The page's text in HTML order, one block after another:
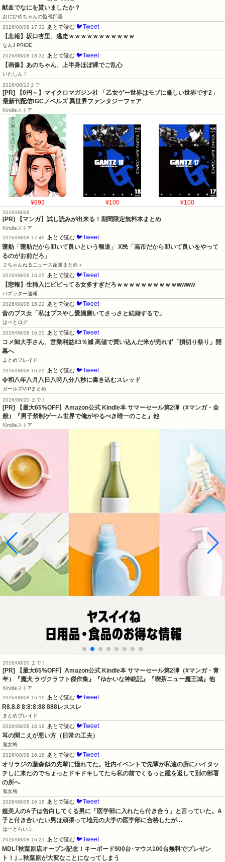
献血でなにを貰いましたか？
おにひめちゃんの監視部屋
2026/08/08 17:32
あとで読む 🐦Tweet
【悲報】坂口杏里、逃走ｗｗｗｗｗｗｗｗｗｗｗ
なんJ PRIDE
2026/08/08 18:32
あとで読む 🐦Tweet
【画像】あのちゃん、上半身ほぼ裸でご乱心
いたしん！
2026/08/12まで
[PR] 【0円～】マイクロマガジン社 「乙女ゲー世界はモブに厳しい世界です2」
最新刊配信!GCノベルズ 異世界ファンタジーフェア
Kindleストア
¥693 ¥100 ¥100
2026/08/08
[PR] 【マンガ】試し読みが出来る！期間限定無料本まとめ
Kindleストア
2026/08/08 17:49
あとで読む 🐦Tweet
蓮舫「蓮舫だから叩いて良いという報道」 X民「高市だから叩いて良いをやって
るのがお前だろ」
２ちゃんねるニュース超速まとめ＋
2026/08/08 16:25
あとで読む 🐦Tweet
【悲報】生挿入にビビってる女多すぎだろｗｗｗｗｗｗｗｗｗｗwwww
バズッター速報
2026/08/08 16:22
あとで読む 🐦Tweet
昔のブス女「私はブスやし愛嬌磨いてさっさと結婚するで」
はーとログ
2026/08/08 16:20
あとで読む 🐦Tweet
コメ卸大手さん、営業利益83％減 高値で買い込んだ米が売れず「損切り祭り」開
幕へ
まとめブレイド
2026/08/08 16:22
あとで読む 🐦Tweet
令和八年八月八日八時八分八秒に書き込むスレッド
ガールズVIPまとめ
2026/08/20 まで！
[PR]
【最大65%OFF】Amazon公式 Kindle本 サマーセール第2弾（#マンガ・全
般）『男子禁制ゲーム世界で俺がやるべき唯一のこと』他
Kindleストア
2026/08/20 まで！
[PR]
【最大65%OFF】Amazon公式 Kindle本 サマーセール第2弾（#マンガ・青
年）『魔犬 ラヴクラフト傑作集』『ゆかいな神統記』『喫茶ニュー魔王城』他
Kindleストア
2026/08/08 16:19
あとで読む 🐦Tweet
R8.8.8 8:8:8:88 888レススレ
まとめブレイド
2026/08/08 16:18
あとで読む 🐦Tweet
耳の聞こえが悪い方（日常の工夫）
鬼女梅
2026/08/08 16:18
あとで読む 🐦Tweet
オリラジの藤森似の先輩に憧れてた。社内イベントで先輩が私達の所にハイタッ
チしに来たのでちょっとドキドキしてたら私の前でくるっと踵を返して別の部署
の所へ
鬼女梅
2026/08/08 16:18
あとで読む 🐦Tweet
超美人のA子は告白してくる男に「医学部に入れたら付き合う」と言っていた。A
子と付き合いたい男は頑張って地元の大学の医学部に合格したが…
はーとらいふ
2026/08/08 16:21
あとで読む 🐦Tweet
MDL｢秋葉原店オープン記念！キーボード900台･マウス100台無料でプレゼン
ト！｣→秋葉原が大変なことになってしまう